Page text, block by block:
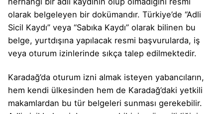
olarak belgeleyen bir dokümandır. Türkiye’de “Adli
Sicil Kaydı” veya “Sabıka Kaydı” olarak bilinen bu
belge, yurtdışına yapılacak resmi başvurularda, iş
veya oturum izinlerinde sıkça talep edilmektedir.
Karadağ’da oturum izni almak isteyen yabancıların,
hem kendi ülkesinden hem de Karadağ’daki yetkili
makamlardan bu tür belgeleri sunması gerekebilir.